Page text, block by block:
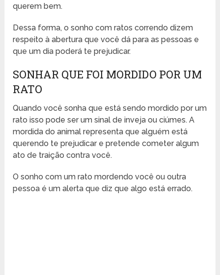
querem bem.
Dessa forma, o sonho com ratos correndo dizem
respeito à abertura que você dá para as pessoas e
que um dia poderá te prejudicar.
SONHAR QUE FOI MORDIDO POR UM
RATO
Quando você sonha que está sendo mordido por um
rato isso pode ser um sinal de inveja ou ciúmes. A
mordida do animal representa que alguém está
querendo te prejudicar e pretende cometer algum
ato de traição contra você.
O sonho com um rato mordendo você ou outra
pessoa é um alerta que diz que algo está errado.